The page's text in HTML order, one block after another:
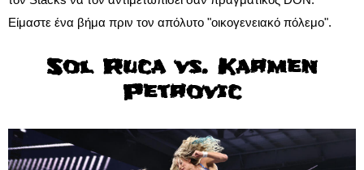
Είμαστε ένα βήμα πριν τον απόλυτο "οικογενειακό πόλεμο".
Sol Ruca vs. Karmen
Petrovic